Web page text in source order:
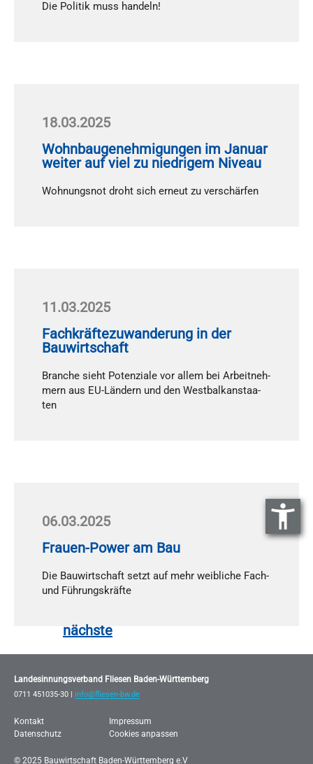
Die Po­li­tik muss han­deln!
18.03.2025
Wohnbaugenehmigungen im Januar
weiter auf viel zu niedrigem Niveau
Woh­nungs­not droht sich er­neut zu ver­schär­fen
11.03.2025
Fachkräftezuwanderung in der
Bauwirtschaft
Bran­che sieht Po­ten­zia­le vor al­lem bei Ar­beit­neh­
mern aus EU-Län­dern und den West­bal­kan­staa­
ten
06.03.2025
Frauen-Power am Bau
Die Bau­wirt­schaft setzt auf mehr weib­li­che Fach-
und Füh­rungs­kräf­te
nächste
Landesinnungsverband Fliesen Baden-Württemberg
0711 451035-30 | info@fliesen-bw.de
Kontakt
Impressum
Datenschutz
Cookies anpassen
© 2025 Bau­wirt­schaft Ba­den-Würt­tem­berg e.V